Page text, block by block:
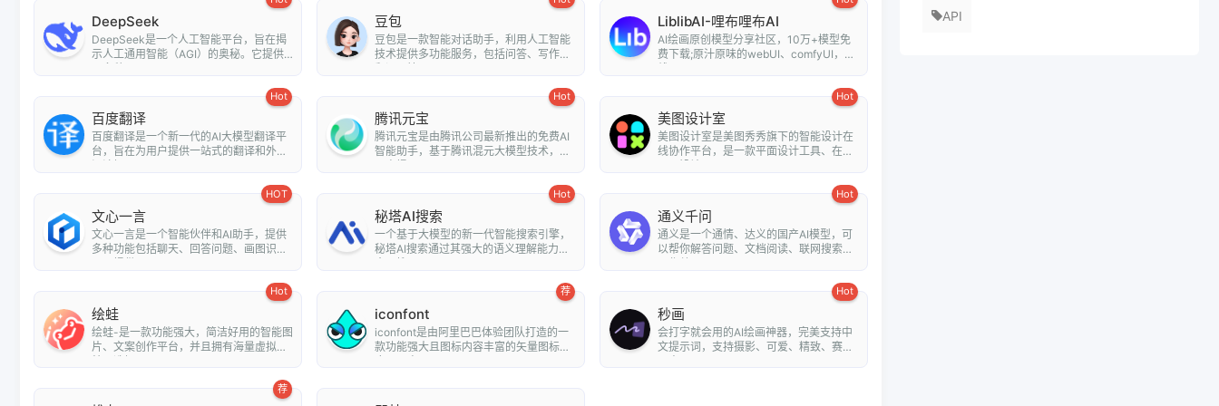
DeepSeek
DeepSeek是一个人工智能平台，旨在揭
示人工通用智能（AGI）的奥秘。它提供
豆包
豆包是一款智能对话助手，利用人工智能
技术提供多功能服务，包括问答、写作、
LiblibAI-哩布哩布AI
AI绘画原创模型分享社区，10万+模型免
费下载;原汁原味的webUI、comfyUI，在
Hot
百度翻译
百度翻译是一个新一代的AI大模型翻译平
台，旨在为用户提供一站式的翻译和外文
Hot
腾讯元宝
腾讯元宝是由腾讯公司最新推出的免费AI
智能助手，基于腾讯混元大模型技术，为
Hot
美图设计室
美图设计室是美图秀秀旗下的智能设计在
线协作平台，是一款平面设计工具、在线
HOT
文心一言
文心一言是一个智能伙伴和AI助手，提供
多种功能包括聊天、回答问题、画图识
Hot
秘塔AI搜索
一个基于大模型的新一代智能搜索引擎，
秘塔AI搜索通过其强大的语义理解能力和
Hot
通义千问
通义是一个通情、达义的国产AI模型，可
以帮你解答问题、文档阅读、联网搜索并
Hot
绘蛙
绘蛙-是一款功能强大，简洁好用的智能图
片、文案创作平台，并且拥有海量虚拟模
特可选择...
荐
iconfont
iconfont是由阿里巴巴体验团队打造的一
款功能强大且图标内容丰富的矢量图标
库，用户可...
Hot
秒画
会打字就会用的AI绘画神器，完美支持中
文提示词，支持摄影、可爱、精致、赛博
朋克、...
荐
API